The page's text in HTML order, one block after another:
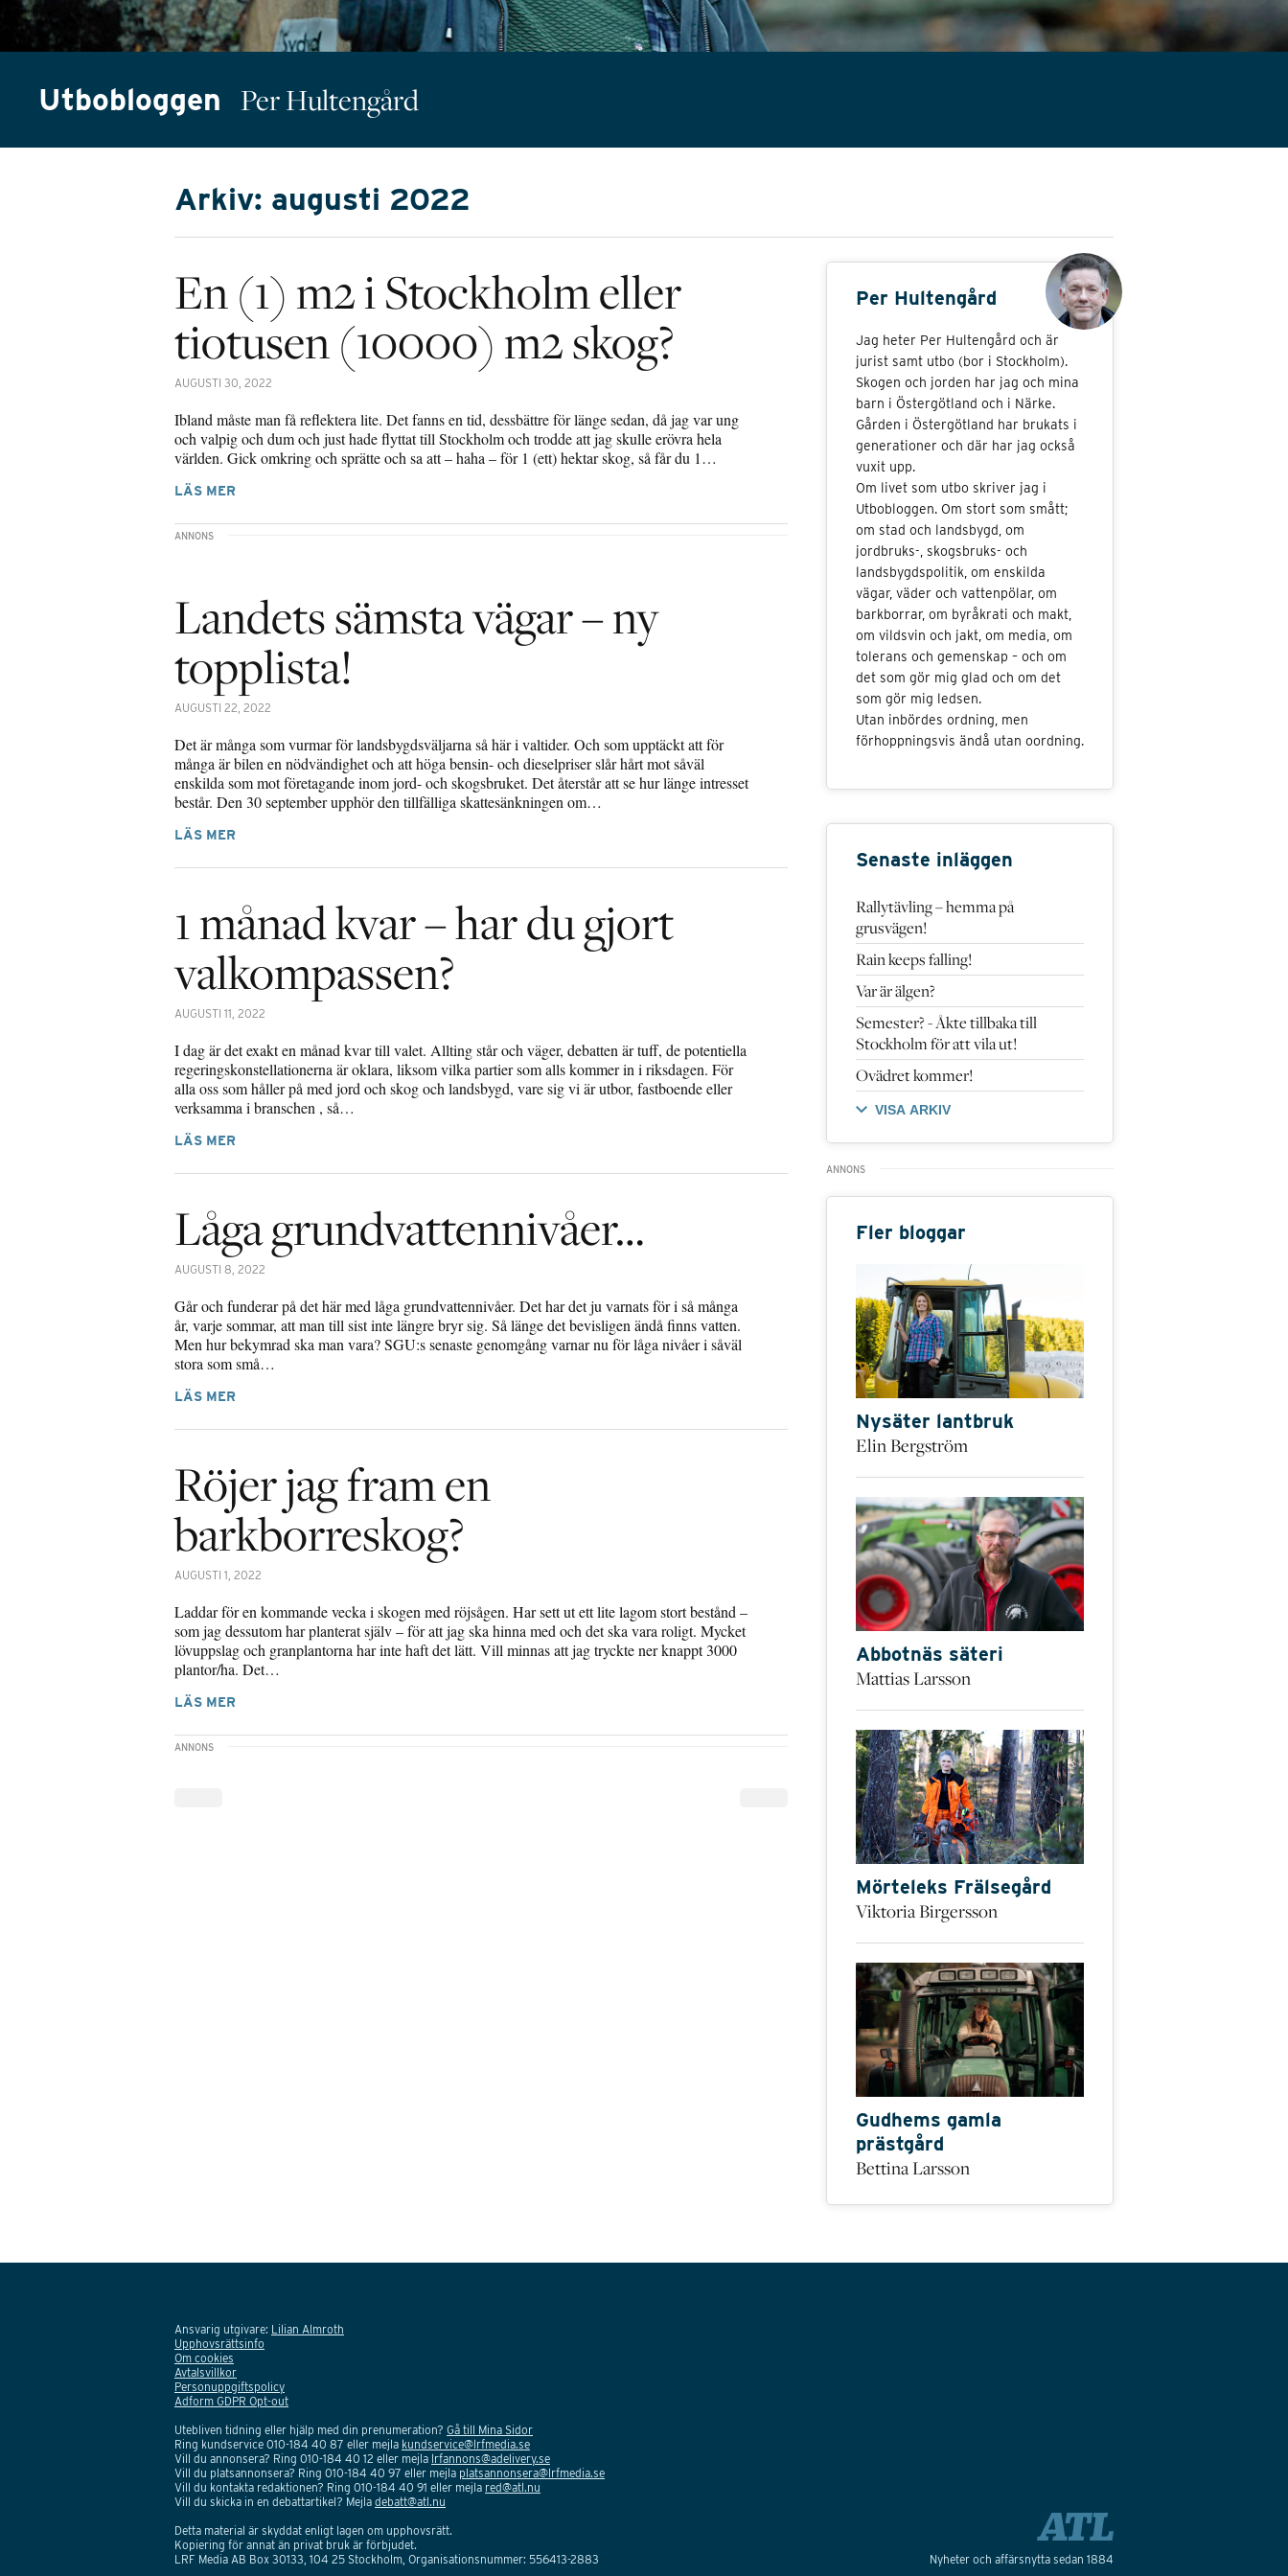
Utbobloggen Per Hultengård
Arkiv: augusti 2022
En (1) m2 i Stockholm eller
tiotusen (10000) m2 skog?
AUGUSTI 30, 2022
Ibland måste man få reflektera lite. Det fanns en tid, dessbättre för länge sedan, då jag var ung
och valpig och dum och just hade flyttat till Stockholm och trodde att jag skulle erövra hela
världen. Gick omkring och sprätte och sa att – haha – för 1 (ett) hektar skog, så får du 1…
LÄS MER
Landets sämsta vägar – ny
topplista!
AUGUSTI 22, 2022
Det är många som vurmar för landsbygdsväljarna så här i valtider. Och som upptäckt att för
många är bilen en nödvändighet och att höga bensin- och dieselpriser slår hårt mot såväl
enskilda som mot företagande inom jord- och skogsbruket. Det återstår att se hur länge intresset
består. Den 30 september upphör den tillfälliga skattesänkningen om…
LÄS MER
1 månad kvar – har du gjort
valkompassen?
AUGUSTI 11, 2022
I dag är det exakt en månad kvar till valet. Allting står och väger, debatten är tuff, de potentiella
regeringskonstellationerna är oklara, liksom vilka partier som alls kommer in i riksdagen. För
alla oss som håller på med jord och skog och landsbygd, vare sig vi är utbor, fastboende eller
verksamma i branschen , så…
LÄS MER
Låga grundvattennivåer…
AUGUSTI 8, 2022
Går och funderar på det här med låga grundvattennivåer. Det har det ju varnats för i så många
år, varje sommar, att man till sist inte längre bryr sig. Så länge det bevisligen ändå finns vatten.
Men hur bekymrad ska man vara? SGU:s senaste genomgång varnar nu för låga nivåer i såväl
stora som små…
LÄS MER
Röjer jag fram en
barkborreskog?
AUGUSTI 1, 2022
Laddar för en kommande vecka i skogen med röjsågen. Har sett ut ett lite lagom stort bestånd –
som jag dessutom har planterat själv – för att jag ska hinna med och det ska vara roligt. Mycket
lövuppslag och granplantorna har inte haft det lätt. Vill minnas att jag tryckte ner knappt 3000
plantor/ha. Det…
LÄS MER
Per Hultengård
Jag heter Per Hultengård och är
jurist samt utbo (bor i Stockholm).
Skogen och jorden har jag och mina
barn i Östergötland och i Närke.
Gården i Östergötland har brukats i
generationer och där har jag också
vuxit upp.
Om livet som utbo skriver jag i
Utbobloggen. Om stort som smått;
om stad och landsbygd, om
jordbruks-, skogsbruks- och
landsbygdspolitik, om enskilda
vägar, väder och vattenpölar, om
barkborrar, om byråkrati och makt,
om vildsvin och jakt, om media, om
tolerans och gemenskap – och om
det som gör mig glad och om det
som gör mig ledsen.
Utan inbördes ordning, men
förhoppningsvis ändå utan oordning.
Senaste inläggen
Rallytävling – hemma på
grusvägen!
Rain keeps falling!
Var är älgen?
Semester? - Åkte tillbaka till
Stockholm för att vila ut!
Ovädret kommer!
VISA ARKIV
Fler bloggar
Nysäter lantbruk
Elin Bergström
Abbotnäs säteri
Mattias Larsson
Mörteleks Frälsegård
Viktoria Birgersson
Gudhems gamla
prästgård
Bettina Larsson
Ansvarig utgivare: Lilian Almroth
Upphovsrättsinfo
Om cookies
Avtalsvillkor
Personuppgiftspolicy
Adform GDPR Opt-out
Utebliven tidning eller hjälp med din prenumeration? Gå till Mina Sidor
Ring kundservice 010-184 40 87 eller mejla kundservice@lrfmedia.se
Vill du annonsera? Ring 010-184 40 12 eller mejla lrfannons@adelivery.se
Vill du platsannonsera? Ring 010-184 40 97 eller mejla platsannonsera@lrfmedia.se
Vill du kontakta redaktionen? Ring 010-184 40 91 eller mejla red@atl.nu
Vill du skicka in en debattartikel? Mejla debatt@atl.nu
Detta material är skyddat enligt lagen om upphovsrätt.
Kopiering för annat än privat bruk är förbjudet.
LRF Media AB Box 30133, 104 25 Stockholm, Organisationsnummer: 556413-2883
Nyheter och affärsnytta sedan 1884